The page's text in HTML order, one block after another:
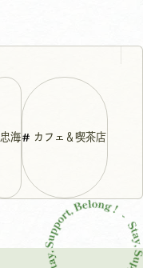
忠海 カフェ＆喫茶店